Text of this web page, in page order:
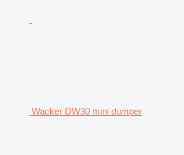
Wacker DW30 mini dumper